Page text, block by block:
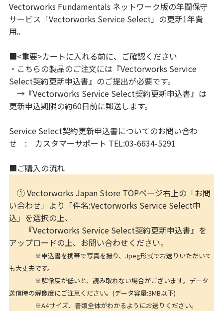
Vectorworks Fundamentals ネットワーク版の年間保守
サービス「Vectorworks Service Select」の更新1年費
用。
■<重要>カートに入れる前に、ご確認ください
・こちらの製品のご注文には『Vectorworks Service
Select契約更新申込書』のご提出が必要です。
→『Vectorworks Service Select契約更新申込書』は
更新申込期限の約60日前に郵送します。
Service Select契約更新申込書についてのお問い合わ
せ : カスタマーサポート TEL:03-6634-5291
■ご購入の流れ
① Vectorworks Japan Store TOPページ右上の「お問
い合わせ」より「件名:Vectorworks Service Select申
込」を選択の上、
『Vectorworks Service Select契約更新申込書』を
アップロードの上、お問い合わせください。
※申込書を携帯で写真を撮り、Jpeg形式でお送りいただいて
も大丈夫です。
※解像度が低いと、読み取れない場合がございます。データ
送信時の解像度にご注意ください。(データ容量:3MB以下)
※A4サイズ、書類全体がわかるようにお送りください。